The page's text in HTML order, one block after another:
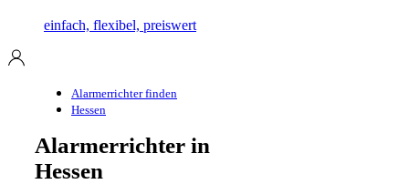
einfach, flexibel, preiswert
Alarmerrichter finden
Hessen
Alarmerrichter in
Hessen